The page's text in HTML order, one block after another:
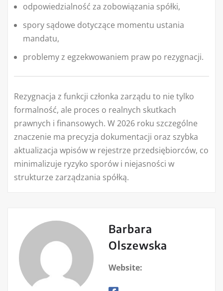
odpowiedzialność za zobowiązania spółki,
spory sądowe dotyczące momentu ustania
mandatu,
problemy z egzekwowaniem praw po rezygnacji.
Rezygnacja z funkcji członka zarządu to nie tylko
formalność, ale proces o realnych skutkach
prawnych i finansowych. W 2026 roku szczególne
znaczenie ma precyzja dokumentacji oraz szybka
aktualizacja wpisów w rejestrze przedsiębiorców, co
minimalizuje ryzyko sporów i niejasności w
strukturze zarządzania spółką.
Barbara
Olszewska
Website: